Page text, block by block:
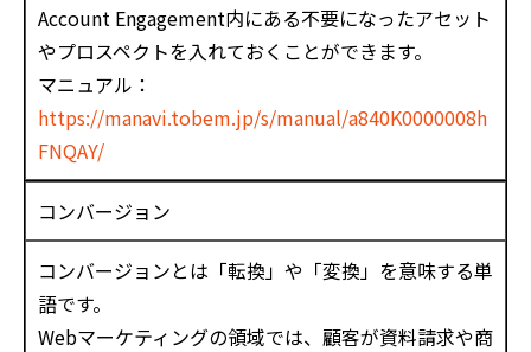
Account Engagement内にある不要になったアセット
やプロスペクトを入れておくことができます。
マニュアル：
https://manavi.tobem.jp/s/manual/a840K0000008h
FNQAY/
コンバージョン
コンバージョンとは「転換」や「変換」を意味する単
語です。
Webマーケティングの領域では、顧客が資料請求や商